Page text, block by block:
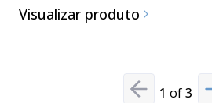
Visualizar produto
Previous slide
1 of3